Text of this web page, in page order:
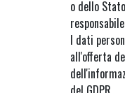
o dello
I dati
all'offerta